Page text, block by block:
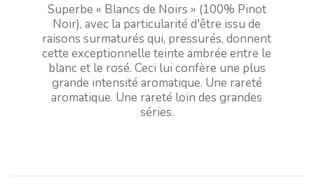
Superbe « Blancs de Noirs » (100% Pinot
Noir), avec la particularité d'être issu de
raisons surmaturés qui, pressurés, donnent
cette exceptionnelle teinte ambrée entre le
blanc et le rosé. Ceci lui confère une plus
grande intensité aromatique. Une rareté
aromatique. Une rareté loin des grandes
séries.